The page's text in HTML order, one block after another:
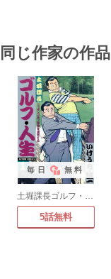
同じ作家の作品
毎日 無料
5話無料